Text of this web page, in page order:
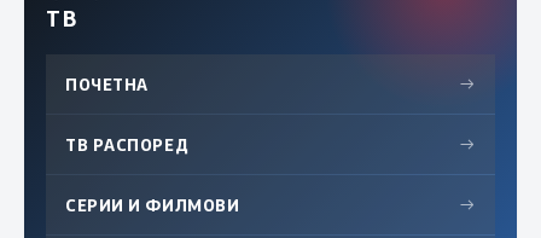
ТВ
ПОЧЕТНА →
ТВ РАСПОРЕД →
СЕРИИ И ФИЛМОВИ →